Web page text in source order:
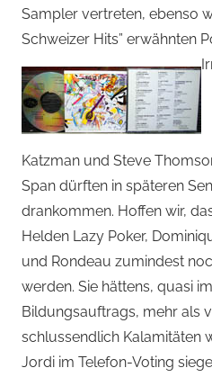
Sampler vertreten, ebenso
Schweizer Hits” erwähnten
Katzman und Steve
Span dürften in späteren
drankommen. Hoffen wir,
Helden Lazy Poker,
und Rondeau zumindest
werden. Sie hättens, quasi
Bildungsauftrags, mehr als
schlussendlich Kalamitäten
Jordi im Telefon-Voting